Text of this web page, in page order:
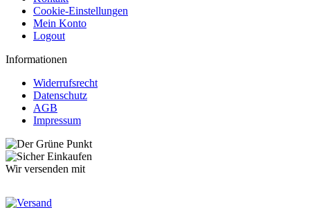
Cookie-Einstellungen
Mein Konto
Logout
Informationen
Widerrufsrecht
Datenschutz
AGB
Impressum
Wir versenden mit